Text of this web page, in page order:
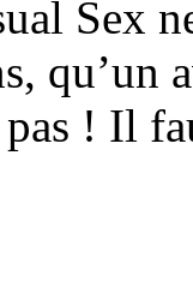
Sex
qu’un
! Il